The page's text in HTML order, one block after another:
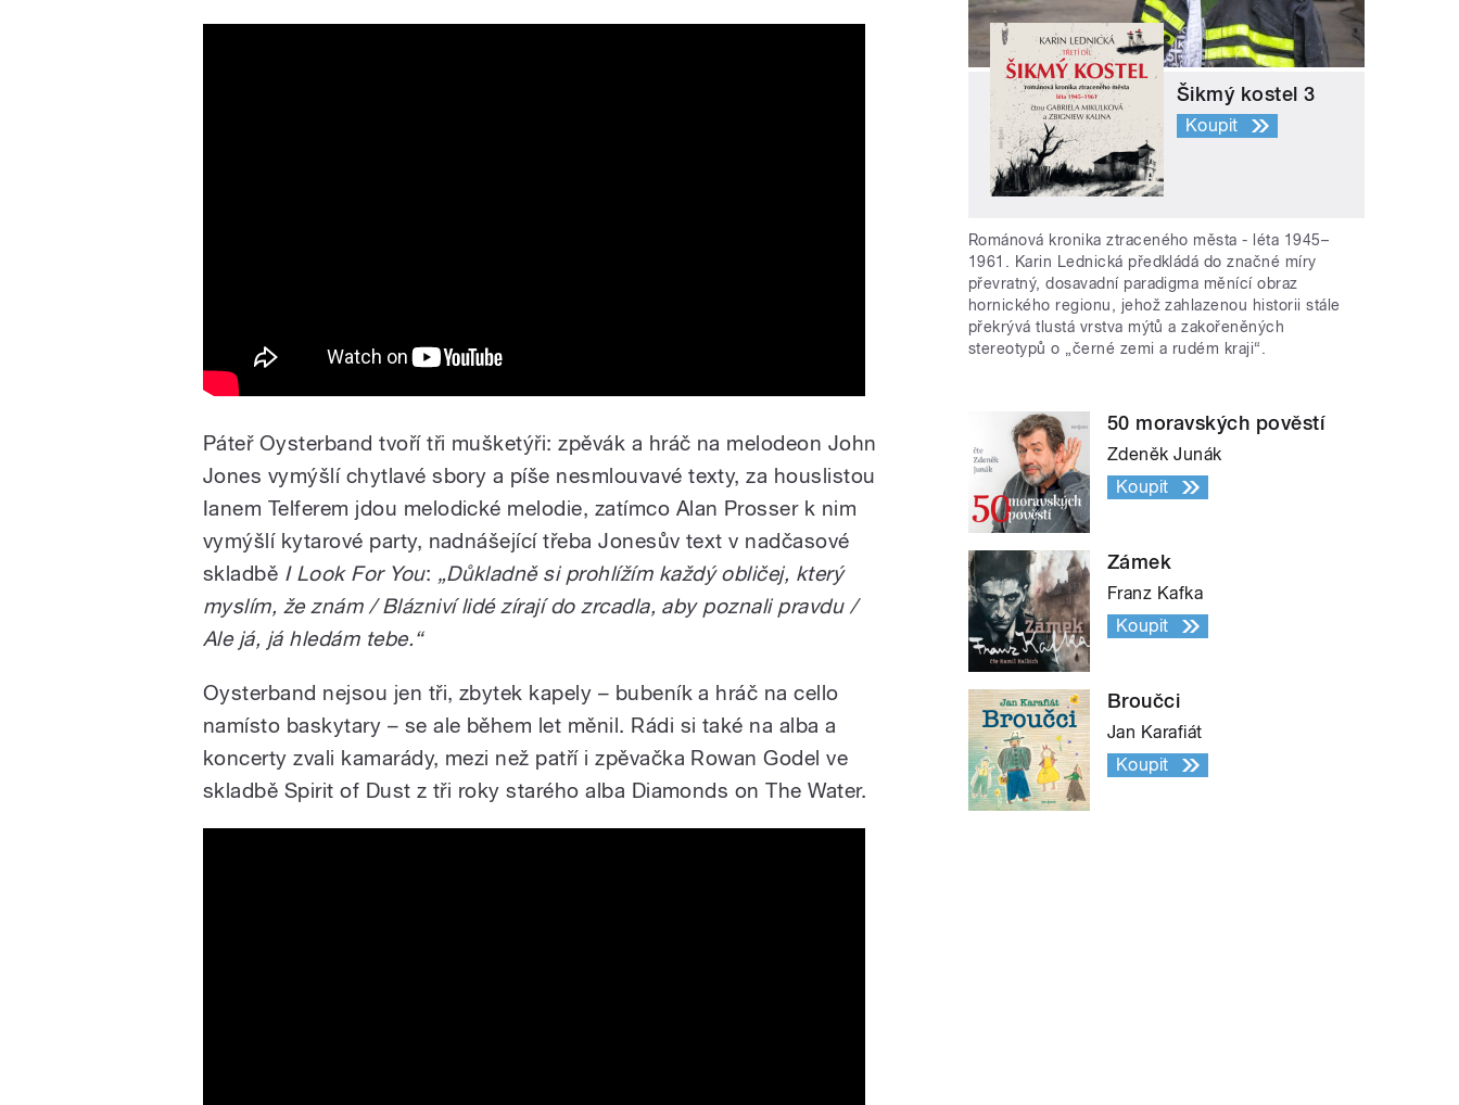
Páteř Oysterband tvoří tři mušketýři: zpěvák a hráč na melodeon John
Jones vymýšlí chytlavé sbory a píše nesmlouvavé texty, za houslistou
Ianem Telferem jdou melodické melodie, zatímco Alan Prosser k nim
vymýšlí kytarové party, nadnášející třeba Jonesův text v nadčasové
skladbě I Look For You: „Důkladně si prohlížím každý obličej, který
myslím, že znám / Blázniví lidé zírají do zrcadla, aby poznali pravdu /
Ale já, já hledám tebe.“
Oysterband nejsou jen tři, zbytek kapely – bubeník a hráč na cello
namísto baskytary – se ale během let měnil. Rádi si také na alba a
koncerty zvali kamarády, mezi než patří i zpěvačka Rowan Godel ve
skladbě Spirit of Dust z tři roky starého alba Diamonds on The Water.
Šikmý kostel 3
Koupit
Románová kronika ztraceného města - léta 1945–
1961. Karin Lednická předkládá do značné míry
převratný, dosavadní paradigma měnící obraz
hornického regionu, jehož zahlazenou historii stále
překrývá tlustá vrstva mýtů a zakořeněných
stereotypů o „černé zemi a rudém kraji“.
50 moravských pověstí
Zdeněk Junák
Koupit
Zámek
Franz Kafka
Koupit
Broučci
Jan Karafiát
Koupit